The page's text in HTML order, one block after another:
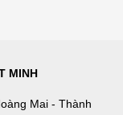
MINH
Mai - Thành